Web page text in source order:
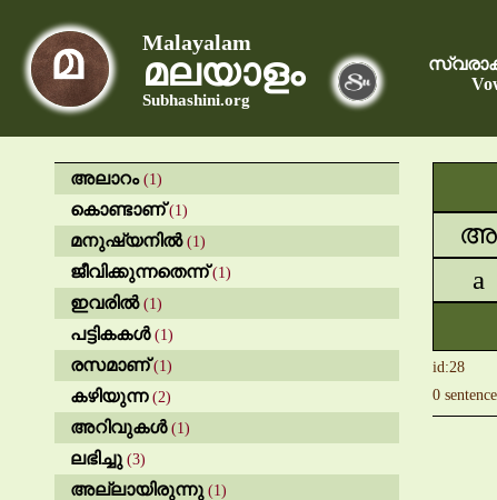
Malayalam
മലയാളം
Subhashini.org
അലാറം(1)
കൊണ്ടാണ്(1)
മനുഷ്യനിൽ(1)
ജീവിക്കുന്നതെന്ന്(1)
ഇവരിൽ(1)
പട്ടികകൾ(1)
രസമാണ്(1)
കഴിയുന്ന(2)
അറിവുകൾ(1)
ലഭിച്ചു (3)
അല്ലായിരുന്നു (1)
അ
a
id:28
0